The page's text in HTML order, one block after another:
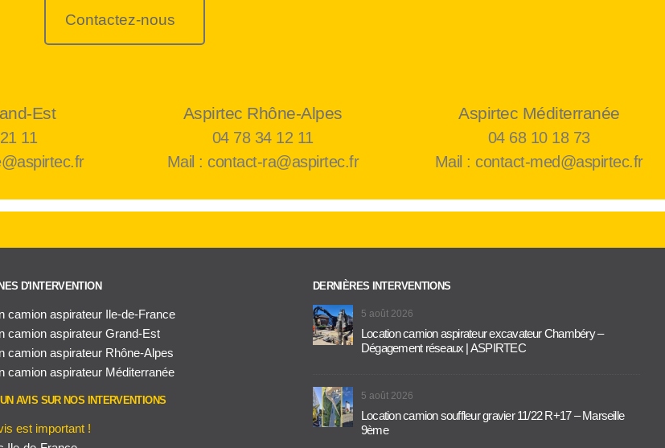
Contactez-nous
Est
11
Aspirtec Rhône-Alpes
04 78 34 12 11
Mail : contact-ra@aspirtec.fr
Aspirtec Méditerranée
04 68 10 18 73
Mail : contact-med@aspirtec.fr
D'INTERVENTION
camion aspirateur Ile-de-France
camion aspirateur Grand-Est
camion aspirateur Rhône-Alpes
camion aspirateur Méditerranée
AVIS SUR NOS INTERVENTIONS
est important !
DERNIÈRES INTERVENTIONS
5 août 2026
Location camion aspirateur excavateur Chambéry –
Dégagement réseaux | ASPIRTEC
5 août 2026
Location camion souffleur gravier 11/22 R+17 – Marseille
9ème